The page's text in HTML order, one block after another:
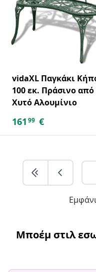
vidaXL Παγκάκι
100 εκ. Πράσινο από
Χυτό Αλουμίνιο
161 99 €
Μποέμ στιλ